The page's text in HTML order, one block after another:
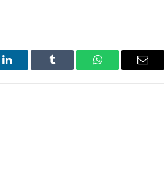
LinkedIn Tumblr WhatsAppEmail